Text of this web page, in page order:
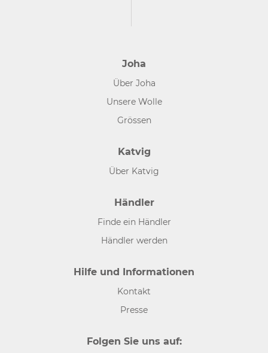
Joha
Über Joha
Unsere Wolle
Grössen
Katvig
Über Katvig
Händler
Finde ein Händler
Händler werden
Hilfe und Informationen
Kontakt
Presse
Folgen Sie uns auf: